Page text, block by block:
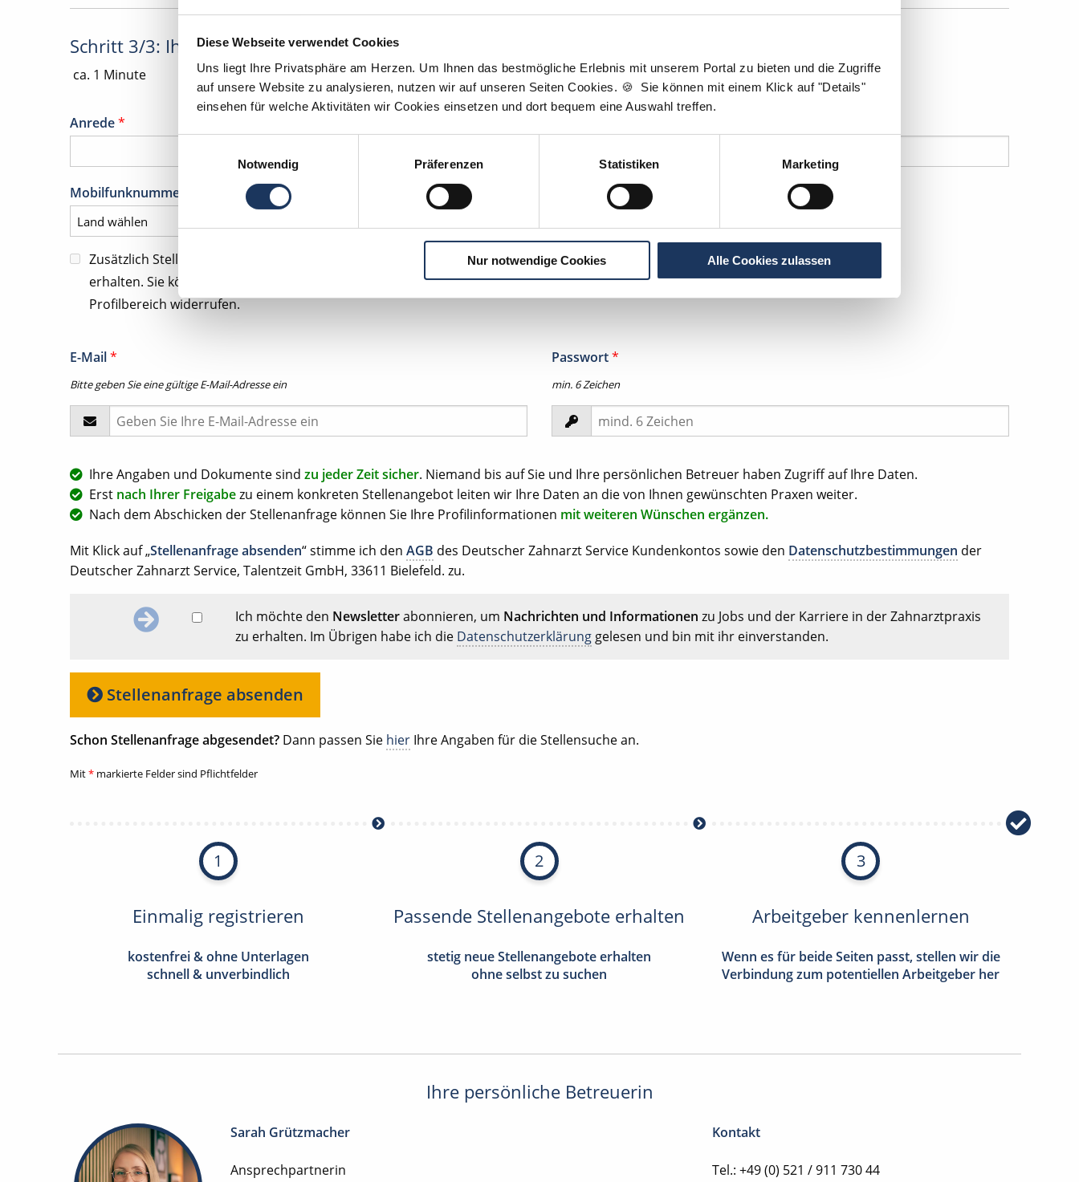
Diese Webseite verwendet Cookies
Uns liegt Ihre Privatsphäre am Herzen. Um Ihnen das bestmögliche Erlebnis mit unserem Portal zu bieten und die Zugriffe
auf unsere Website zu analysieren, nutzen wir auf unseren Seiten Cookies. 🍪 Sie können mit einem Klick auf "Details"
einsehen für welche Aktivitäten wir Cookies einsetzen und dort bequem eine Auswahl treffen.
Notwendig
Präferenzen Statistiken Marketing
Nur notwendige Cookies Alle Cookies zulassen
Schritt 3/3: Ihre Daten
ca. 1 Minute
Anrede*
Mobilfunknummer für tel. Kontaktanfragen
Zusätzlich Stellenangebote und Kommunikation per
WhatsApp
erhalten. Sie können diese Zustimmung jederzeit in Ihrem
Profilbereich widerrufen.
E-Mail*
Bitte geben Sie eine gültige E-Mail-Adresse ein
Passwort*
min. 6 Zeichen
Ihre Angaben und Dokumente sind zu jeder Zeit sicher. Niemand bis auf Sie und Ihre persönlichen Betreuer haben Zugriff auf Ihre Daten.
Erst nach Ihrer Freigabezu einem konkreten Stellenangebot leiten wir Ihre Daten an die von Ihnen gewünschten Praxen weiter.
Nach dem Abschicken der Stellenanfrage können Sie Ihre Profilinformationen mit weiteren Wünschen ergänzen.
Mit Klick auf „Stellenanfrage absenden“ stimme ich den AGB des Deutscher Zahnarzt Service Kundenkontos sowie den Datenschutzbestimmungen der
Deutscher Zahnarzt Service, Talentzeit GmbH, 33611 Bielefeld. zu.
Ich möchte den Newsletterabonnieren, um Nachrichten und Informationen zu Jobs und der Karriere in der Zahnarztpraxis
zu erhalten. Im Übrigen habe ich die Datenschutzerklärunggelesen und bin mit ihr einverstanden.
Stellenanfrage absenden
Schon Stellenanfrage abgesendet? Dann passen Sie hier Ihre Angaben für die Stellensuche an.
Mit* markierte Felder sind Pflichtfelder
1
Einmalig registrieren
kostenfrei & ohne Unterlagen
schnell & unverbindlich
2
Passende Stellenangebote erhalten
stetig neue Stellenangebote erhalten
ohne selbst zu suchen
3
Arbeitgeber kennenlernen
Wenn es für beide Seiten passt, stellen wir die
Verbindung zum potentiellen Arbeitgeber her
Ihre persönliche Betreuerin
Sarah Grützmacher
Ansprechpartnerin
Kontakt
Tel.: +49 (0) 521 / 911 730 44